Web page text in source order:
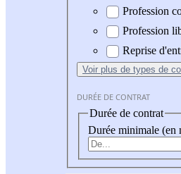
Profession
Profession
Reprise
Voir plus de types de
DURÉE DE CONTRAT
Durée de contrat
Durée minimale (en